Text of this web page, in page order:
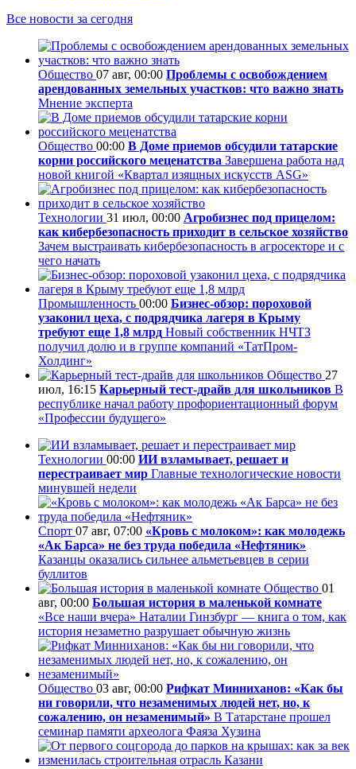
Все новости за сегодня
Общество 07 авг, 00:00 Проблемы с освобождением
арендованных земельных участков: что важно знать
Мнение эксперта
Общество 00:00 В Доме приемов обсудили татарские
корни российского меценатства Завершена работа над
новой книгой «Квартал изящных искусств ASG»
Технологии 31 июл, 00:00 Агробизнес под прицелом:
как кибербезопасность приходит в сельское хозяйство
Зачем выстраивать кибербезопасность в агросекторе и с
чего начать
Промышленность 00:00 Бизнес-обзор: пороховой
узаконил цеха, с подрядчика лагеря в Крыму
требуют еще 1,8 млрд Новый собственник НЧТЗ
получил долю и в группе компаний «ТатПром-
Холдинг»
Общество 27
июл, 16:15 Карьерный тест-драйв для школьников В
республике начал работу профориентационный форум
«Профессии будущего»
Технологии 00:00 ИИ взламывает, решает и
перестраивает мир Главные технологические новости
минувшей недели
Спорт 07 авг, 07:00 «Кровь с молоком»: как молодежь
«Ак Барса» не без труда победила «Нефтяник»
Казанцы оказались сильнее альметьевцев в серии
буллитов
Общество 01
авг, 00:00 Большая история в маленькой комнате
«Все наши вчера» Наталии Гинзбург — книга о том, как
история незаметно разрушает обычную жизнь
Общество 03 авг, 00:00 Рифкат Минниханов: «Как бы
ни говорили, что незаменимых людей нет, но, к
сожалению, он незаменимый» В Татарстане прошел
семинар памяти археолога Фаяза Хузина